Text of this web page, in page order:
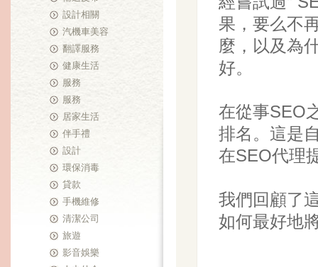
設計相關
汽機車美容
翻譯服務
健康生活
服務
服務
居家生活
伴手禮
設計
環保消毒
貸款
手機維修
清潔公司
旅遊
影音娛樂
果，要么不
麼，以及為
好。
在從事SEO
排名。這是
在SEO代理
我們回顧了
如何最好地